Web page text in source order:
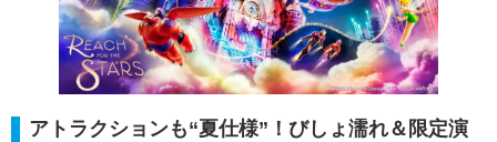
アトラクションも“夏仕様”！びしょ濡れ＆限定演